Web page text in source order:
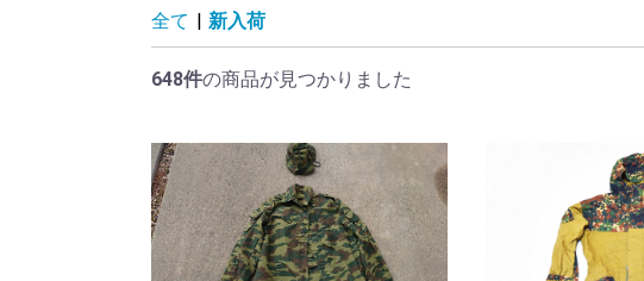
Pouch
加工済
用加工済
全て | 新入荷
648件の商品が見つかりました